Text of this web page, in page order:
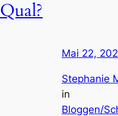
Qual?
Mai 22,
Stephanie
in
Bloggen/